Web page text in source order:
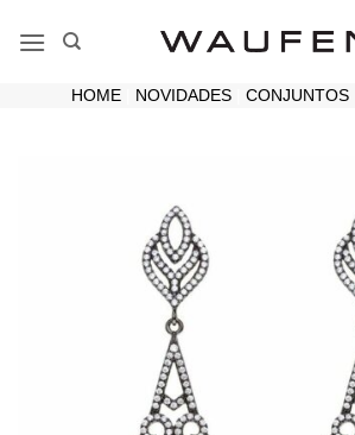
HOME| NOVIDADES| CONJUNTOS|